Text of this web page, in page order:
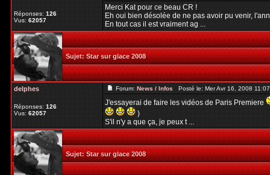
Réponses:126
Vus:62057
Merci Kat pour ce beau CR !
Eh oui bien désolée de ne pas avoir pu venir,
En tout cas il est vraiment ag ...
Sujet:Star sur glace 2008
delphes
Réponses:126
Vus:62057
Forum:News / InfosPosté le: Mer Avr 16, 2008
J'essayerai de faire les vidéos de Paris Premiere
)
S'il n'y a que ça, je peux t ...
Sujet:Star sur glace 2008